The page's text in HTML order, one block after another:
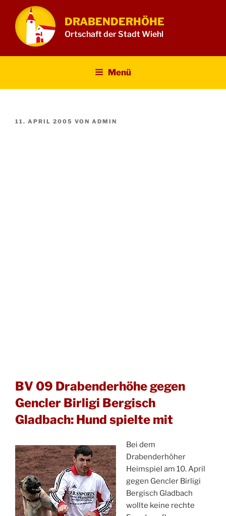
Inhalt
springen
DRABENDERHÖHE
Ortschaft der Stadt Wiehl
Menü
VERÖFFENTLICHT
11. APRIL 2005 VON ADMIN
BV 09 Drabenderhöhe gegen
Gencler Birligi Bergisch
Gladbach: Hund spielte mit
Bei dem
Drabenderhöher
Heimspiel am 10. April
gegen Gencler Birligi
Bergisch Gladbach
wollte keine rechte